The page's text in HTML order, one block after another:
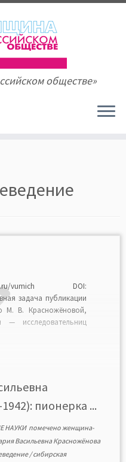
обществе»
vumich DOI:
задача публикации
М. В. Красножёновой,
исследовательниц
воссоздать этапы
судьбы этой
менее известной,
пионерка ...
НАУКИ помеченоженщина-
Васильевна Красножёнова
/сибирская